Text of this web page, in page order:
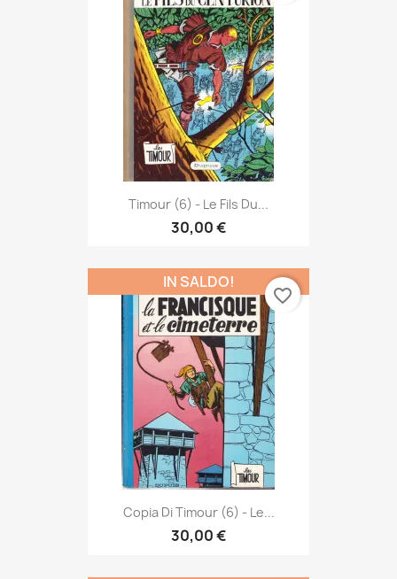
Timour (6) - Le Fils Du...
30,00 €
Copia Di Timour (6) - Le...
30,00 €
IN SALDO!
favorite_border